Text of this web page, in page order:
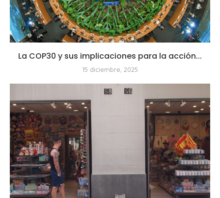
La COP30 y sus implicaciones para la acción...
15 diciembre, 2025